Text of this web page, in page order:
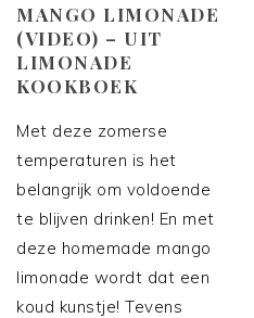
MANGO LIMONADE
(VIDEO) – UIT
LIMONADE
KOOKBOEK
Met deze zomerse
temperaturen is het
belangrijk om voldoende
te blijven drinken! En met
deze homemade mango
limonade wordt dat een
koud kunstje! Tevens